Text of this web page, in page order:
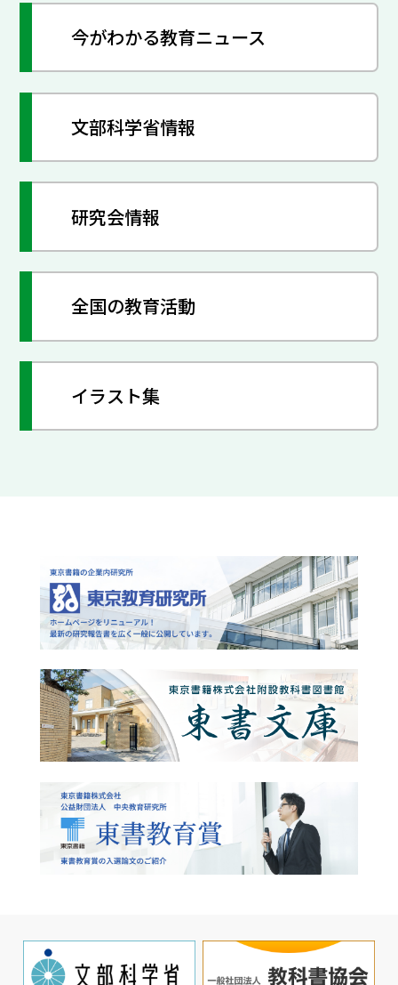
今がわかる教育ニュース
文部科学省情報
研究会情報
全国の教育活動
イラスト集